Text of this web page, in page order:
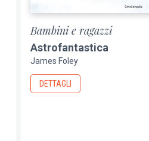
Bambini e ragazzi
Astrofantastica
James Foley
DETTAGLI